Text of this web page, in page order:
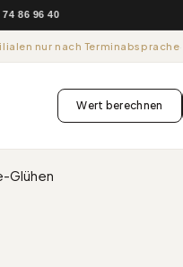
96 40
nur nach Terminabsprache
Wert berechnen